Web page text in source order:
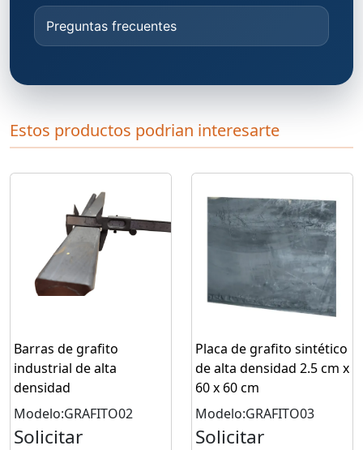
Preguntas frecuentes
Estos productos podrian interesarte
Barras de grafito
industrial de alta
densidad
Modelo:GRAFITO02
Solicitar
Placa de grafito sintético
de alta densidad 2.5 cm x
60 x 60 cm
Modelo:GRAFITO03
Solicitar